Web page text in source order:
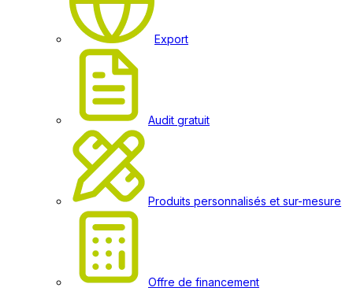
Export
Audit gratuit
Produits personnalisés et sur-mesure
Offre de financement